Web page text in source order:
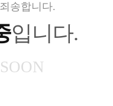
송합니다.
입니다.